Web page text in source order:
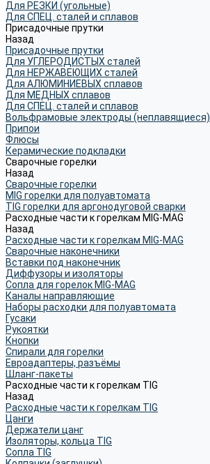
Для РЕЗКИ (угольные)
Для СПЕЦ. сталей и сплавов
Присадочные прутки
Назад
Присадочные прутки
Для УГЛЕРОДИСТЫХ сталей
Для НЕРЖАВЕЮЩИХ сталей
Для АЛЮМИНИЕВЫХ сплавов
Для МЕДНЫХ сплавов
Для СПЕЦ. сталей и сплавов
Вольфрамовые электроды (неплавящиеся)
Припои
Флюсы
Керамические подкладки
Сварочные горелки
Назад
Сварочные горелки
MIG горелки для полуавтомата
TIG горелки для аргонодуговой сварки
Расходные части к горелкам MIG-MAG
Назад
Расходные части к горелкам MIG-MAG
Сварочные наконечники
Вставки под наконечник
Диффузоры и изоляторы
Сопла для горелок MIG-MAG
Каналы направляющие
Наборы расходки для полуавтомата
Гусаки
Рукоятки
Кнопки
Спирали для горелки
Евроадаптеры, разъёмы
Шланг-пакеты
Расходные части к горелкам TIG
Назад
Расходные части к горелкам TIG
Цанги
Держатели цанг
Изоляторы, кольца TIG
Сопла TIG